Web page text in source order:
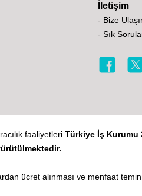
İletişim
- Bize
- Sık
faaliyetleri Türkiye İş Kurumu
ücret alınması ve menfaat temin